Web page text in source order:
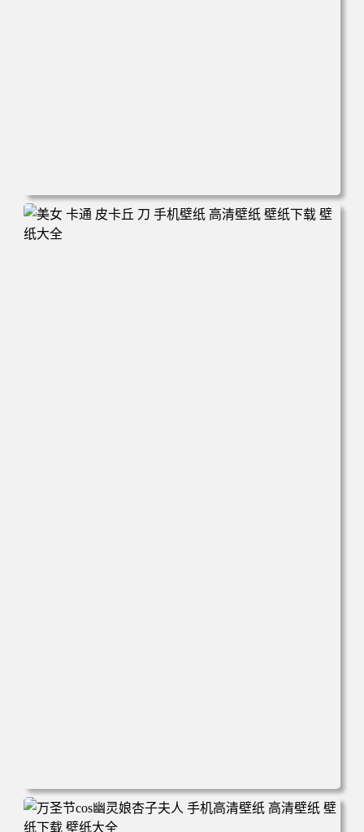
电脑壁纸 新娘 结婚 美女 大白腿 红色礼服 旗袍 手机壁纸 高
清壁纸 壁纸下载 壁纸大全
电脑壁纸 美女 卡通 皮卡丘 刀 手机壁纸 高清壁纸 壁纸下载
壁纸大全